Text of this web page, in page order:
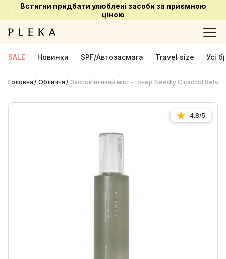
Встигни придбати улюблені засоби за приємною
ціною
SALE Новинки SPF/Автозасмага Travel size Усі
Головна Обличчя Заспокійливий міст-тонер Needly Cicachid
4.8/5